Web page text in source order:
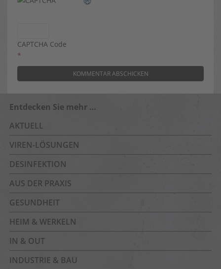
CAPTCHA Code
*
Entdecken Sie mehr …
AKTUELL
VIREN-LÖSUNGEN
DESINFEKTION
AUS DER PRAXIS
GESUNDHEIT
HEIM & WERKELN
IN & OUT
INDUSTRIE & BAU